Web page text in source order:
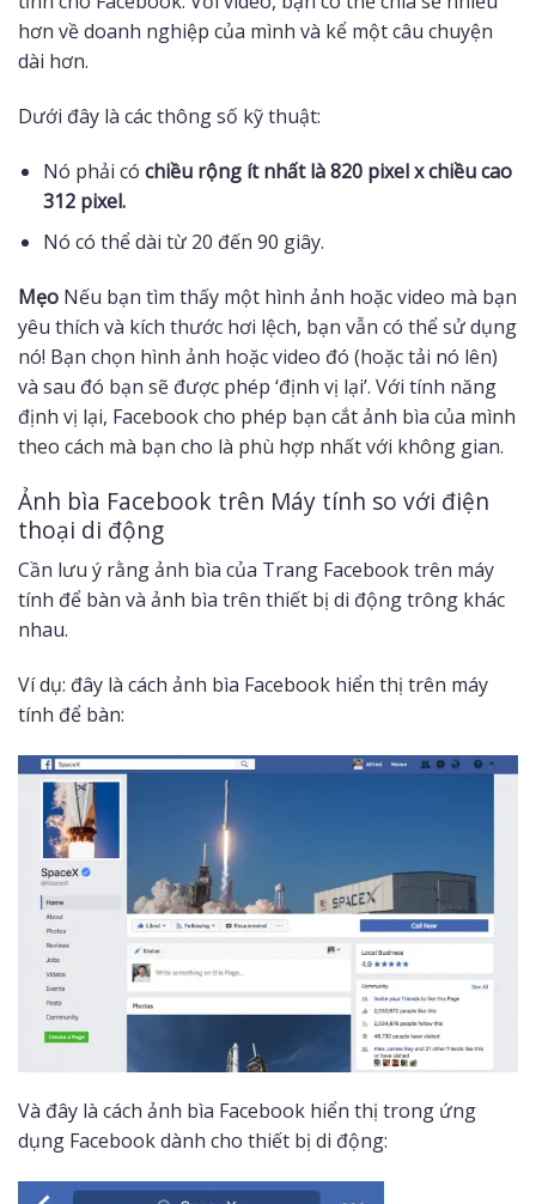
hơn về doanh nghiệp của mình và kể một câu chuyện
dài hơn.
Dưới đây là các thông số kỹ thuật:
Nó phải có chiều rộng ít nhất là 820 pixel x chiều cao
312 pixel.
Nó có thể dài từ 20 đến 90 giây.
Mẹo Nếu bạn tìm thấy một hình ảnh hoặc video mà bạn
yêu thích và kích thước hơi lệch, bạn vẫn có thể sử dụng
nó! Bạn chọn hình ảnh hoặc video đó (hoặc tải nó lên)
và sau đó bạn sẽ được phép ‘định vị lại’. Với tính năng
định vị lại, Facebook cho phép bạn cắt ảnh bìa của mình
theo cách mà bạn cho là phù hợp nhất với không gian.
Ảnh bìa Facebook trên Máy tính so với điện
thoại di động
Cần lưu ý rằng ảnh bìa của Trang Facebook trên máy
tính để bàn và ảnh bìa trên thiết bị di động trông khác
nhau.
Ví dụ: đây là cách ảnh bìa Facebook hiển thị trên máy
tính để bàn:
Và đây là cách ảnh bìa Facebook hiển thị trong ứng
dụng Facebook dành cho thiết bị di động: